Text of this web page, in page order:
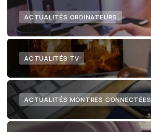
ACTUALITÉS ORDINATEURS
ACTUALITÉS TV
ACTUALITÉS MONTRES CONNECTÉES